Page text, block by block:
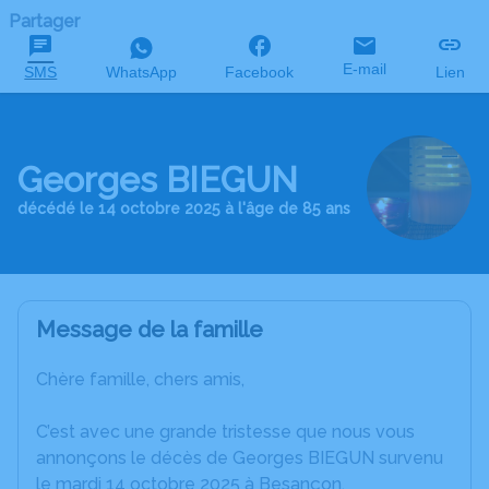
Partager
SMS WhatsApp Facebook E-mail Lien
Georges BIEGUN
décédé le 14 octobre 2025 à l'âge de 85 ans
Message de la famille
Chère famille, chers amis,
C’est avec une grande tristesse que nous vous
annonçons le décès de Georges BIEGUN survenu
le mardi 14 octobre 2025 à Besançon.